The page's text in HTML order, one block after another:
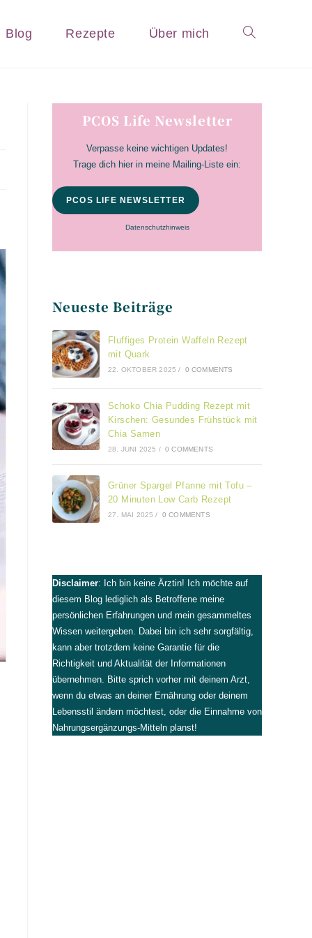
Blog Rezepte Über mich Website-
Suche
PCOS Life Newsletter
Verpasse keine wichtigen Updates!
Trage dich hier in meine Mailing-Liste ein:
PCOS LIFE NEWSLETTER
Datenschutzhinweis
Neueste Beiträge
Fluffiges Protein Waffeln Rezept
mit Quark
22. OKTOBER 2025 / 0 COMMENTS
Schoko Chia Pudding Rezept mit
Kirschen: Gesundes Frühstück mit
Chia Samen
28. JUNI 2025 / 0 COMMENTS
Grüner Spargel Pfanne mit Tofu –
20 Minuten Low Carb Rezept
27. MAI 2025 / 0 COMMENTS
Disclaimer: Ich bin keine Ärztin! Ich möchte auf
diesem Blog lediglich als Betroffene meine
persönlichen Erfahrungen und mein gesammeltes
Wissen weitergeben. Dabei bin ich sehr sorgfältig,
kann aber trotzdem keine Garantie für die
Richtigkeit und Aktualität der Informationen
übernehmen. Bitte sprich vorher mit deinem Arzt,
wenn du etwas an deiner Ernährung oder deinem
Lebensstil ändern möchtest, oder die Einnahme von
Nahrungsergänzungs-Mitteln planst!